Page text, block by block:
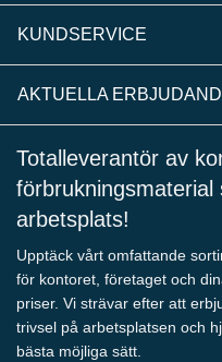
KUNDSERVICE
AKTUELLA
Totalleverantör av
förbrukningsmaterial
arbetsplats!
Upptäck vårt omfattande
för kontoret, företaget och
priser. Vi strävar efter att
trivsel på arbetsplatsen och
bästa möjliga sätt.